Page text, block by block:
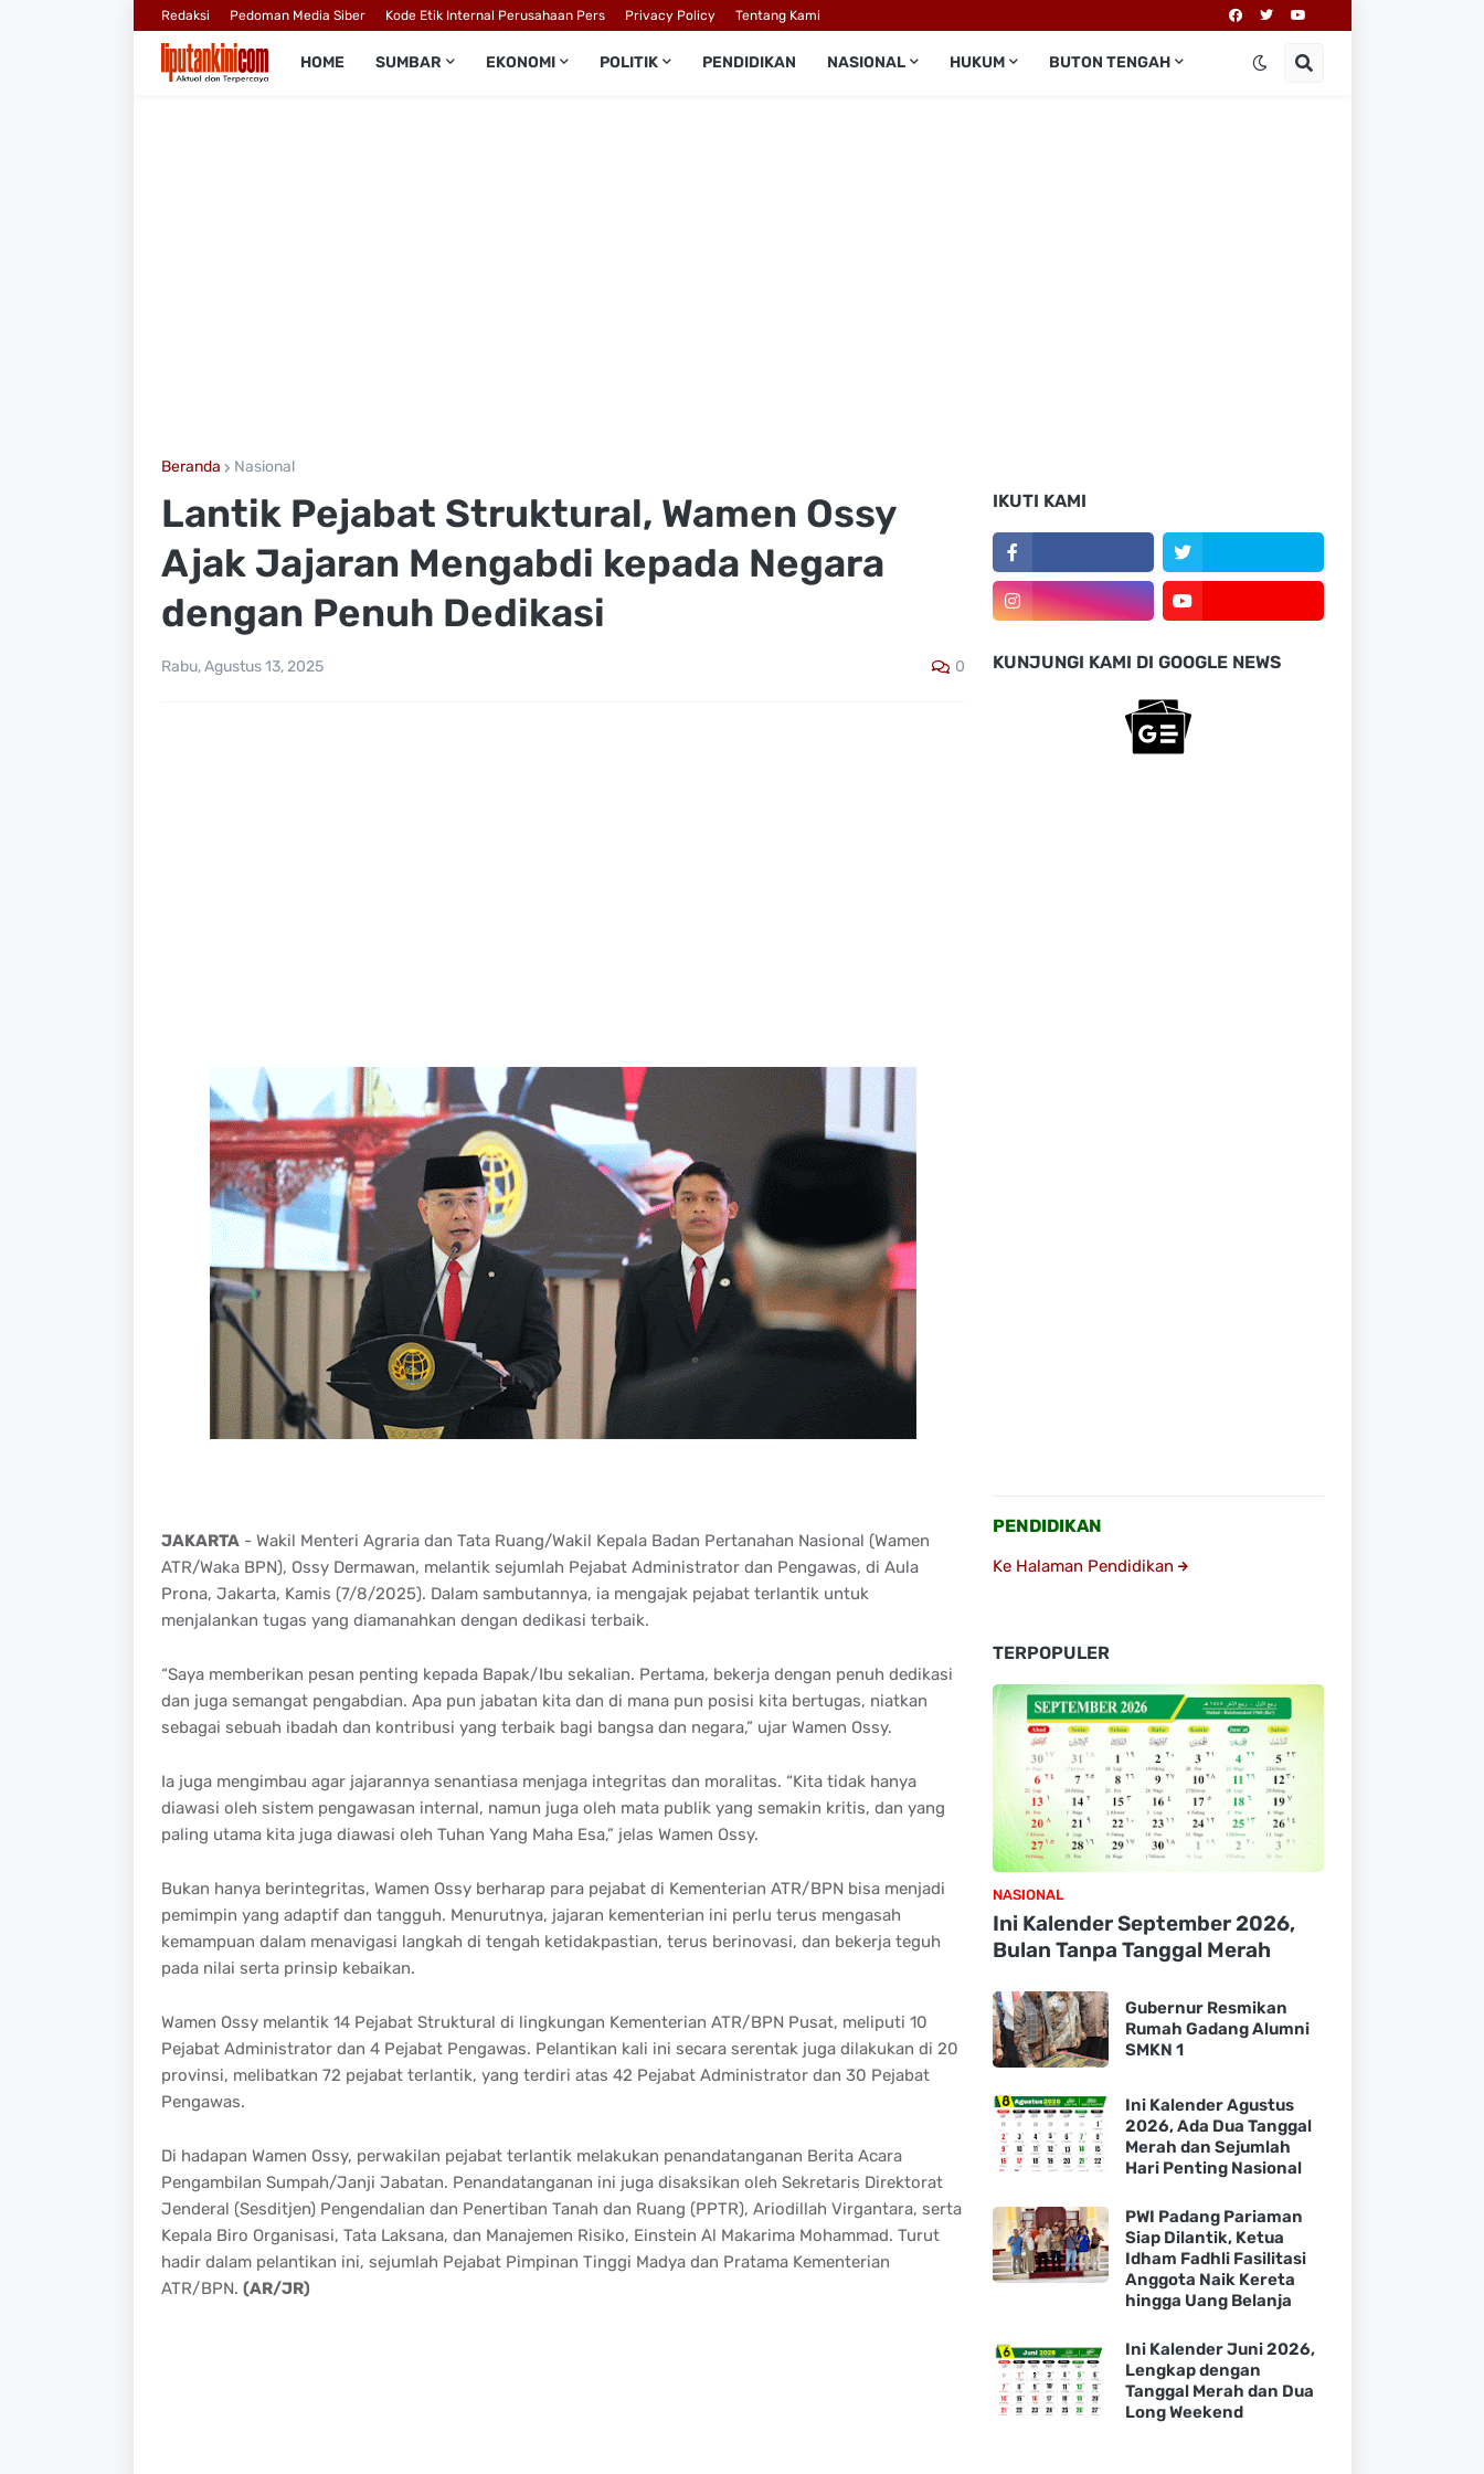
Redaksi Pedoman Media Siber Kode Etik Internal Perusahaan Pers Privacy Policy Tentang Kami
HOME SUMBAR EKONOMI POLITIK PENDIDIKAN NASIONAL HUKUM BUTON TENGAH
Beranda Nasional
Lantik Pejabat Struktural, Wamen Ossy
Ajak Jajaran Mengabdi kepada Negara
dengan Penuh Dedikasi
Rabu, Agustus 13, 2025 0
JAKARTA- Wakil Menteri Agraria dan Tata Ruang/Wakil Kepala Badan Pertanahan Nasional (Wamen
ATR/Waka BPN), Ossy Dermawan, melantik sejumlah Pejabat Administrator dan Pengawas, di Aula
Prona, Jakarta, Kamis (7/8/2025). Dalam sambutannya, ia mengajak pejabat terlantik untuk
menjalankan tugas yang diamanahkan dengan dedikasi terbaik.
“Saya memberikan pesan penting kepada Bapak/Ibu sekalian. Pertama, bekerja dengan penuh dedikasi
dan juga semangat pengabdian. Apa pun jabatan kita dan di mana pun posisi kita bertugas, niatkan
sebagai sebuah ibadah dan kontribusi yang terbaik bagi bangsa dan negara,” ujar Wamen Ossy.
Ia juga mengimbau agar jajarannya senantiasa menjaga integritas dan moralitas. “Kita tidak hanya
diawasi oleh sistem pengawasan internal, namun juga oleh mata publik yang semakin kritis, dan yang
paling utama kita juga diawasi oleh Tuhan Yang Maha Esa,” jelas Wamen Ossy.
Bukan hanya berintegritas, Wamen Ossy berharap para pejabat di Kementerian ATR/BPN bisa menjadi
pemimpin yang adaptif dan tangguh. Menurutnya, jajaran kementerian ini perlu terus mengasah
kemampuan dalam menavigasi langkah di tengah ketidakpastian, terus berinovasi, dan bekerja teguh
pada nilai serta prinsip kebaikan.
Wamen Ossy melantik 14 Pejabat Struktural di lingkungan Kementerian ATR/BPN Pusat, meliputi 10
Pejabat Administrator dan 4 Pejabat Pengawas. Pelantikan kali ini secara serentak juga dilakukan di 20
provinsi, melibatkan 72 pejabat terlantik, yang terdiri atas 42 Pejabat Administrator dan 30 Pejabat
Pengawas.
Di hadapan Wamen Ossy, perwakilan pejabat terlantik melakukan penandatanganan Berita Acara
Pengambilan Sumpah/Janji Jabatan. Penandatanganan ini juga disaksikan oleh Sekretaris Direktorat
Jenderal (Sesditjen) Pengendalian dan Penertiban Tanah dan Ruang (PPTR), Ariodillah Virgantara, serta
Kepala Biro Organisasi, Tata Laksana, dan Manajemen Risiko, Einstein Al Makarima Mohammad. Turut
hadir dalam pelantikan ini, sejumlah Pejabat Pimpinan Tinggi Madya dan Pratama Kementerian
ATR/BPN. (AR/JR)
IKUTI KAMI
KUNJUNGI KAMI DI GOOGLE NEWS
PENDIDIKAN
Ke Halaman Pendidikan
TERPOPULER
NASIONAL
Ini Kalender September 2026,
Bulan Tanpa Tanggal Merah
Gubernur Resmikan
Rumah Gadang Alumni
SMKN 1
Ini Kalender Agustus
2026, Ada Dua Tanggal
Merah dan Sejumlah
Hari Penting Nasional
PWI Padang Pariaman
Siap Dilantik, Ketua
Idham Fadhli Fasilitasi
Anggota Naik Kereta
hingga Uang Belanja
Ini Kalender Juni 2026,
Lengkap dengan
Tanggal Merah dan Dua
Long Weekend